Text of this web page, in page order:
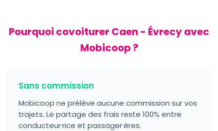
Pourquoi covoiturer Caen - Évrecy avec
Mobicoop ?
Sans commission
Mobicoop ne prélève aucune commission sur vos
trajets. Le partage des frais reste 100% entre
conducteur·rice et passager·ères.